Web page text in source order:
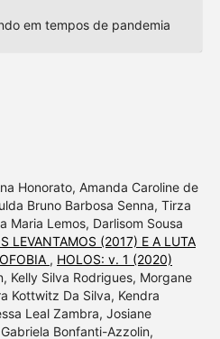
em tempos de pandemia
Honorato, Amanda Caroline de
Bruno Barbosa Senna, Tirza
Maria Lemos, Darlisom Sousa
LEVANTAMOS (2017) E A LUTA
, HOLOS: v. 1 (2020)
Kelly Silva Rodrigues, Morgane
Kottwitz Da Silva, Kendra
Leal Zambra, Josiane
Bonfanti-Azzolin,